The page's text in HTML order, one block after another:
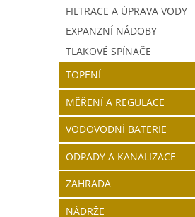
FILTRACE A ÚPRAVA VODY
EXPANZNÍ NÁDOBY
TLAKOVÉ SPÍNAČE
TOPENÍ
MĚŘENÍ A REGULACE
VODOVODNÍ BATERIE
ODPADY A KANALIZACE
ZAHRADA
NÁDRŽE